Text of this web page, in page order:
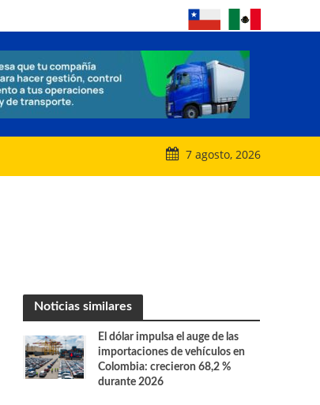
7 agosto, 2026
Noticias similares
El dólar impulsa el auge de las
importaciones de vehículos en
Colombia: crecieron 68,2 %
durante 2026